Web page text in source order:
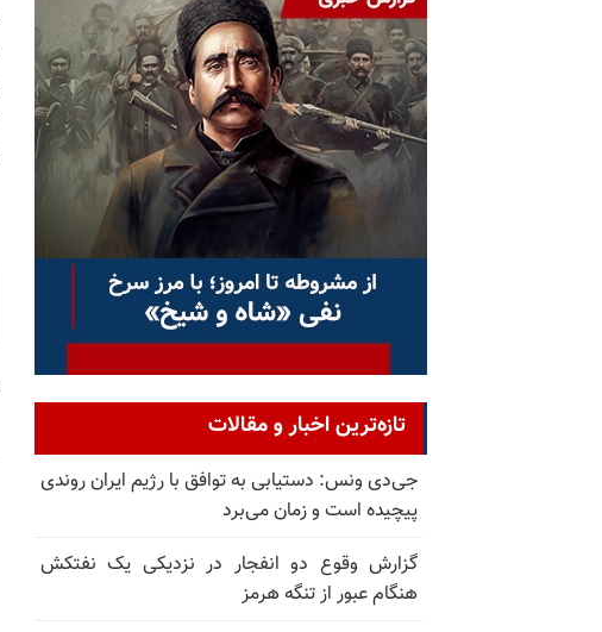
تازه‌ترین اخبار و مقالات
جی‌دی ونس: دستیابی به توافق با رژیم ایران روندی
پیچیده است و زمان می‌برد
گزارش وقوع دو انفجار در نزدیکی یک نفتکش
هنگام عبور از تنگه هرمز